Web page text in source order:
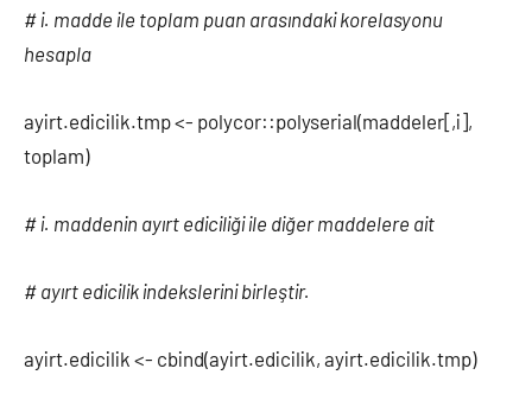
# i. madde ile toplam puan arasındaki korelasyonu
hesapla
ayirt.edicilik.tmp <- polycor::polyserial(maddeler[,i],
toplam)
# i. maddenin ayırt ediciliği ile diğer maddelere ait
# ayırt edicilik indekslerini birleştir.
ayirt.edicilik <- cbind(ayirt.edicilik, ayirt.edicilik.tmp)